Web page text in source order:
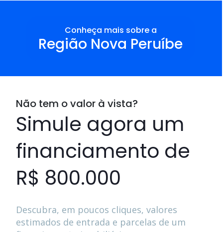
Conheça mais sobre a
Região Nova Peruíbe
Não tem o valor à vista?
Simule agora um
financiamento de
R$ 800.000
Descubra, em poucos cliques, valores
estimados de entrada e parcelas de um